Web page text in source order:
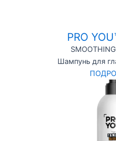
PRO
Шампунь для